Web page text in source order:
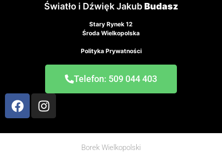
Światło i Dźwięk JakubBudasz
Stary Rynek 12
Środa Wielkopolska
Polityka Prywatności
Telefon: 509 044 403
Borek Wielkopolski